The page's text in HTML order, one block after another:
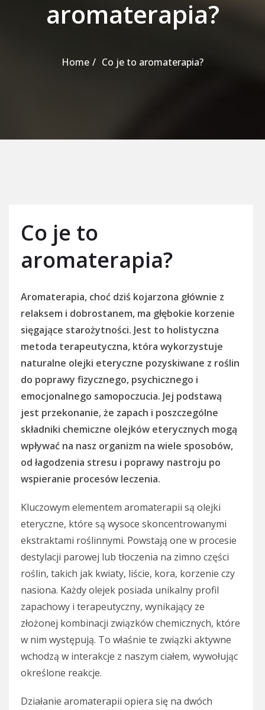
aromaterapia?
Home Co je to aromaterapia?
Co je to
aromaterapia?
Aromaterapia, choć dziś kojarzona głównie z
relaksem i dobrostanem, ma głębokie korzenie
sięgające starożytności. Jest to holistyczna
metoda terapeutyczna, która wykorzystuje
naturalne olejki eteryczne pozyskiwane z roślin
do poprawy fizycznego, psychicznego i
emocjonalnego samopoczucia. Jej podstawą
jest przekonanie, że zapach i poszczególne
składniki chemiczne olejków eterycznych mogą
wpływać na nasz organizm na wiele sposobów,
od łagodzenia stresu i poprawy nastroju po
wspieranie procesów leczenia.
Kluczowym elementem aromaterapii są olejki
eteryczne, które są wysoce skoncentrowanymi
ekstraktami roślinnymi. Powstają one w procesie
destylacji parowej lub tłoczenia na zimno części
roślin, takich jak kwiaty, liście, kora, korzenie czy
nasiona. Każdy olejek posiada unikalny profil
zapachowy i terapeutyczny, wynikający ze
złożonej kombinacji związków chemicznych, które
w nim występują. To właśnie te związki aktywne
wchodzą w interakcje z naszym ciałem, wywołując
określone reakcje.
Działanie aromaterapii opiera się na dwóch